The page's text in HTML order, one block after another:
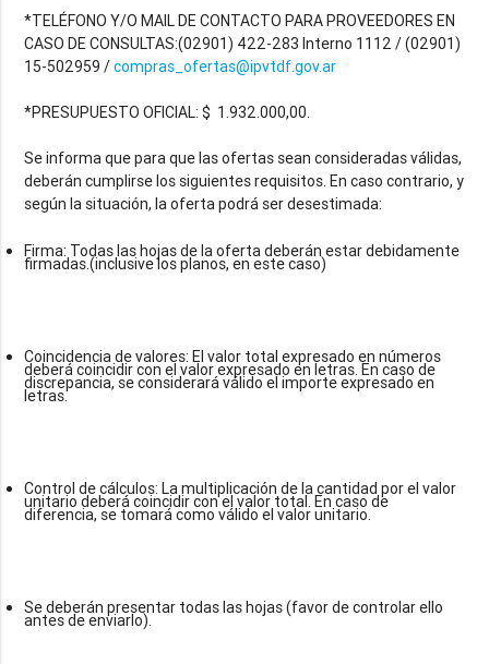
*TELÉFONO Y/O MAIL DE CONTACTO PARA PROVEEDORES EN
CASO DE CONSULTAS:(02901) 422-283 Interno 1112 / (02901)
15-502959 /compras_ofertas@ipvtdf.gov.ar
*PRESUPUESTO OFICIAL: $ 1.932.000,00.
Se informa que para que las ofertas sean consideradas válidas,
deberán cumplirse los siguientes requisitos. En caso contrario, y
Firma: Todas las hojas de la oferta deberán estar debidamente
firmadas.(inclusive los planos, en este caso)
Coincidencia de valores: El valor total expresado en números
deberá coincidir con el valor expresado en letras. En caso de
discrepancia, se considerará válido el importe expresado en
letras.
Control de cálculos: La multiplicación de la cantidad por el valor
unitario deberá coincidir con el valor total. En caso de
diferencia, se tomará como válido el valor unitario.
Se deberán presentar todas las hojas (favor de controlar ello
antes de enviarlo).